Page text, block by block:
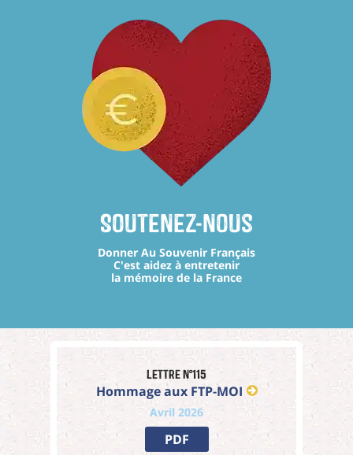
Soutenez-nous
Donner Au Souvenir Français
C'est aidez à entretenir
la mémoire de la France
Lettre n°115
Hommage aux FTP-MOI
Avril 2026
PDF